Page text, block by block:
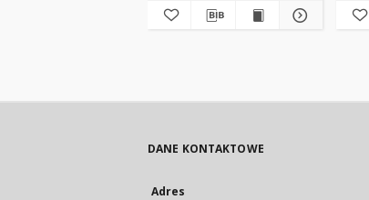
DANE KONTAKTOWE
Adres